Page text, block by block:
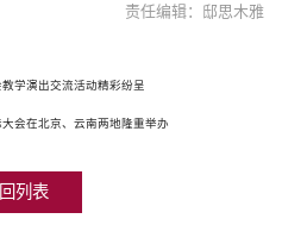
责任编辑：邸思木雅
学演出交流活动精彩纷呈
会在北京、云南两地隆重举办
列表